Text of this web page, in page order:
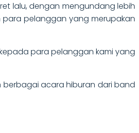
lalu, dengan mengundang lebih
para pelanggan yang merupakan
para pelanggan kami yang
berbagai acara hiburan dari band